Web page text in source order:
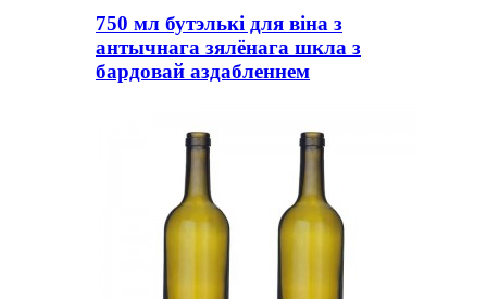
750 мл бутэлькі для віна з
антычнага зялёнага шкла з
бардовай аздабленнем